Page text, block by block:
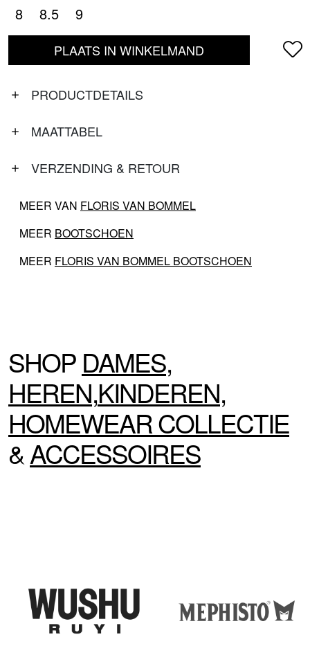
8 8.5 9
PLAATS IN WINKELMAND
PRODUCTDETAILS
MAATTABEL
VERZENDING & RETOUR
MEER VAN FLORIS VAN BOMMEL
MEER BOOTSCHOEN
MEER FLORIS VAN BOMMEL BOOTSCHOEN
SHOP DAMES,
HEREN,KINDEREN,
HOMEWEARCOLLECTIE
&ACCESSOIRES